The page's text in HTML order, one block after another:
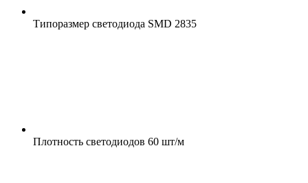
Типоразмер светодиода SMD 2835
Плотность светодиодов 60 шт/м